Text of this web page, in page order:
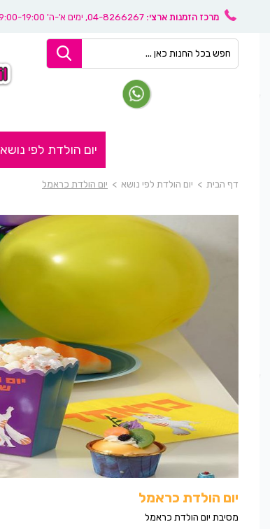
מרכז הזמנות ארצי: 04-8266267, ימים א'-ה' 9:00-19:00, ו’ 08:30-14:00
יום הולדת לפי נושא
דף הבית > יום הולדת לפי נושא > יום הולדת כראמל
יום הולדת כראמל
מסיבת יום הולדת כראמל